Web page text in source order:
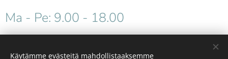
Ma - Pe: 9.00 - 18.00
Käytämme evästeitä mahdollistaaksemme